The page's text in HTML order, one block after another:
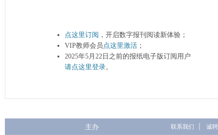
点这里订阅 ，开启数字报刊阅读新体验；
VIP教师会员点这里激活 ；
2025年5月22日之前的报纸电子版订阅用户
请点这里登录。
主办 联系我们 诚